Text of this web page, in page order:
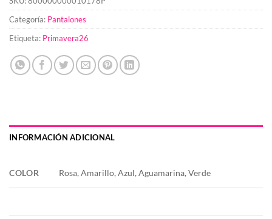
Categoría: Pantalones
Etiqueta: Primavera26
INFORMACIÓN ADICIONAL
COLOR Rosa, Amarillo, Azul, Aguamarina, Verde